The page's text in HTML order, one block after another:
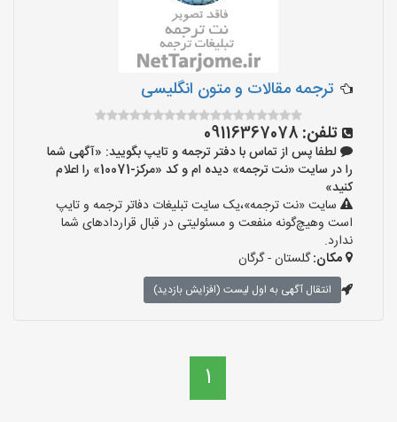
ترجمه مقالات و متون انگلیسی
تلفن: 09116367078
لطفا پس از تماس با دفتر ترجمه و تایپ بگویید: «آگهی شما
را در سایت «نت ترجمه» دیده ام و کد «مرکز-10071» را اعلام
کنید»
سایت «نت ترجمه»،یک سایت تبلیغات دفاتر ترجمه و تایپ
است وهیچ‌گونه منفعت و مسئولیتی در قبال قراردادهای شما
ندارد.
مکان:گلستان - گرگان
انتقال آگهی به اول لیست (افزایش بازدید)
1